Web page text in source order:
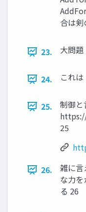
合は
23. 大問題
24. これ
25.
制御と
25
26.
雑に言
な力
る 26